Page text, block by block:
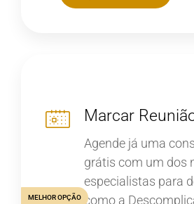
Marcar
Agende já uma
grátis com um dos
especialistas para
como a
MELHOR OPÇÃO